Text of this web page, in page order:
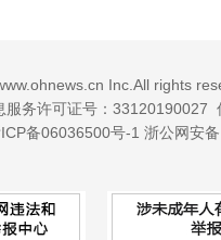
Inc.All rights
服务许可证号：33120190027
备06036500号-1 浙公网安